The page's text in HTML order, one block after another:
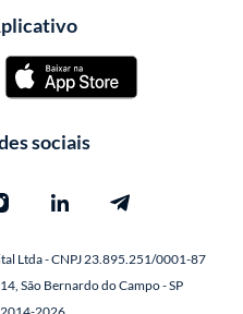
sociais
Ltda - CNPJ 23.895.251/0001-87
São Bernardo do Campo - SP